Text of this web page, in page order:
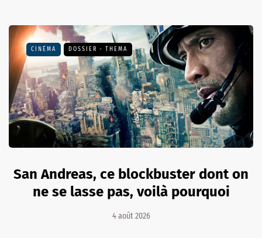
CINÉMA DOSSIER - THEMA
San Andreas, ce blockbuster dont on
ne se lasse pas, voilà pourquoi
4 août 2026